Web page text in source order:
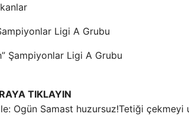
Ligi A Grubu
Şampiyonlar Ligi A Grubu
TIKLAYIN
Tetiği çekmeyi